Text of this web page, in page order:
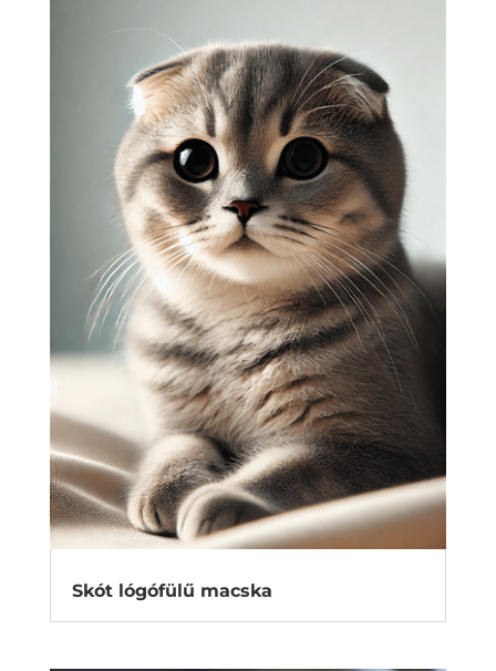
Skót lógófülű macska